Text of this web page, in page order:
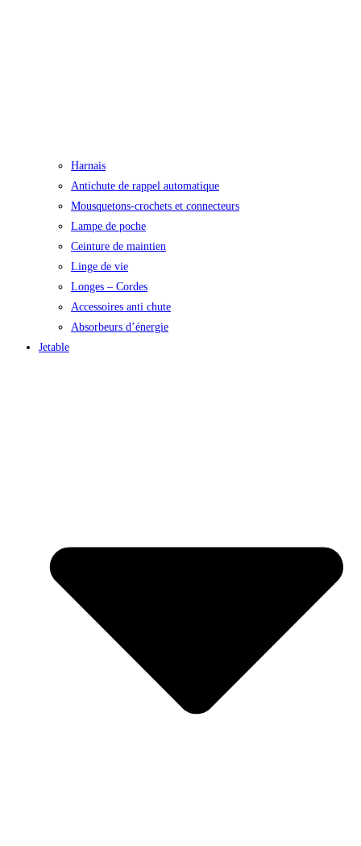
Harnais
Antichute de rappel automatique
Mousquetons-crochets et connecteurs
Lampe de poche
Ceinture de maintien
Linge de vie
Longes – Cordes
Accessoires anti chute
Absorbeurs d’énergie
Jetable